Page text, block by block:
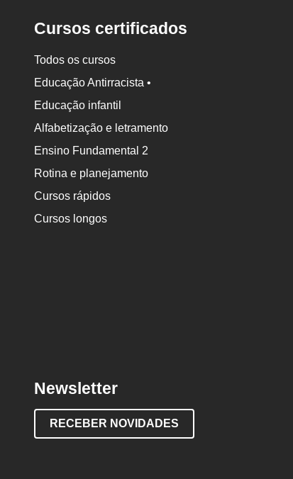
Cursos certificados
Todos os cursos
Educação Antirracista •
Educação infantil
Alfabetização e letramento
Ensino Fundamental 2
Rotina e planejamento
Cursos rápidos
Cursos longos
Newsletter
RECEBER NOVIDADES